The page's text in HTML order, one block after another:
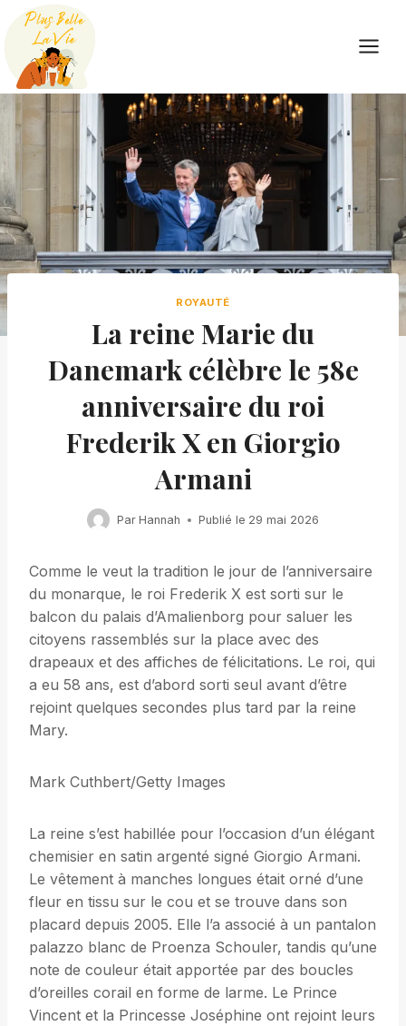
Skip
content
ROYAUTÉ
La reine Marie du
Danemark célèbre le 58e
anniversaire du roi
Frederik X en Giorgio
Armani
Par Hannah Publié le 29 mai 2026
Comme le veut la tradition le jour de l’anniversaire
du monarque, le roi Frederik X est sorti sur le
balcon du palais d’Amalienborg pour saluer les
citoyens rassemblés sur la place avec des
drapeaux et des affiches de félicitations. Le roi, qui
a eu 58 ans, est d’abord sorti seul avant d’être
rejoint quelques secondes plus tard par la reine
Mary.
Mark Cuthbert/Getty Images
La reine s’est habillée pour l’occasion d’un élégant
chemisier en satin argenté signé Giorgio Armani.
Le vêtement à manches longues était orné d’une
fleur en tissu sur le cou et se trouve dans son
placard depuis 2005. Elle l’a associé à un pantalon
palazzo blanc de Proenza Schouler, tandis qu’une
note de couleur était apportée par des boucles
d’oreilles corail en forme de larme. Le Prince
Vincent et la Princesse Joséphine ont rejoint leurs